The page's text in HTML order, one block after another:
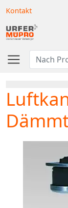
Kontakt